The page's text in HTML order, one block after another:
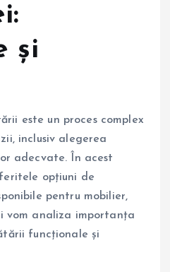
și
este un proces complex
inclusiv alegerea
adecvate. În acest
opțiuni de
pentru mobilier,
vom analiza importanța
funcționale și